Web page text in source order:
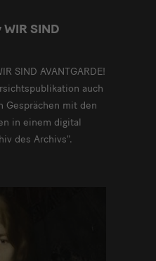
SIND
SIND AVANTGARDE!
auch
Gesprächen mit den
in einem digital
des Archivs".